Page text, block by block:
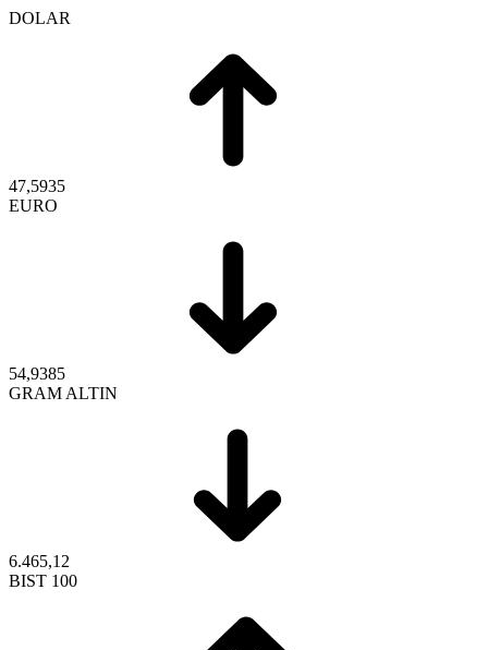
DOLAR
47,5935
EURO
54,9385
GRAM ALTIN
6.465,12
BIST 100